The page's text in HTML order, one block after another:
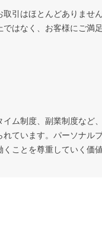
引はほとんどありませ
はなく、お客様にご満
ム制度、副業制度など
ています。パーソナル
ことを尊重していく価